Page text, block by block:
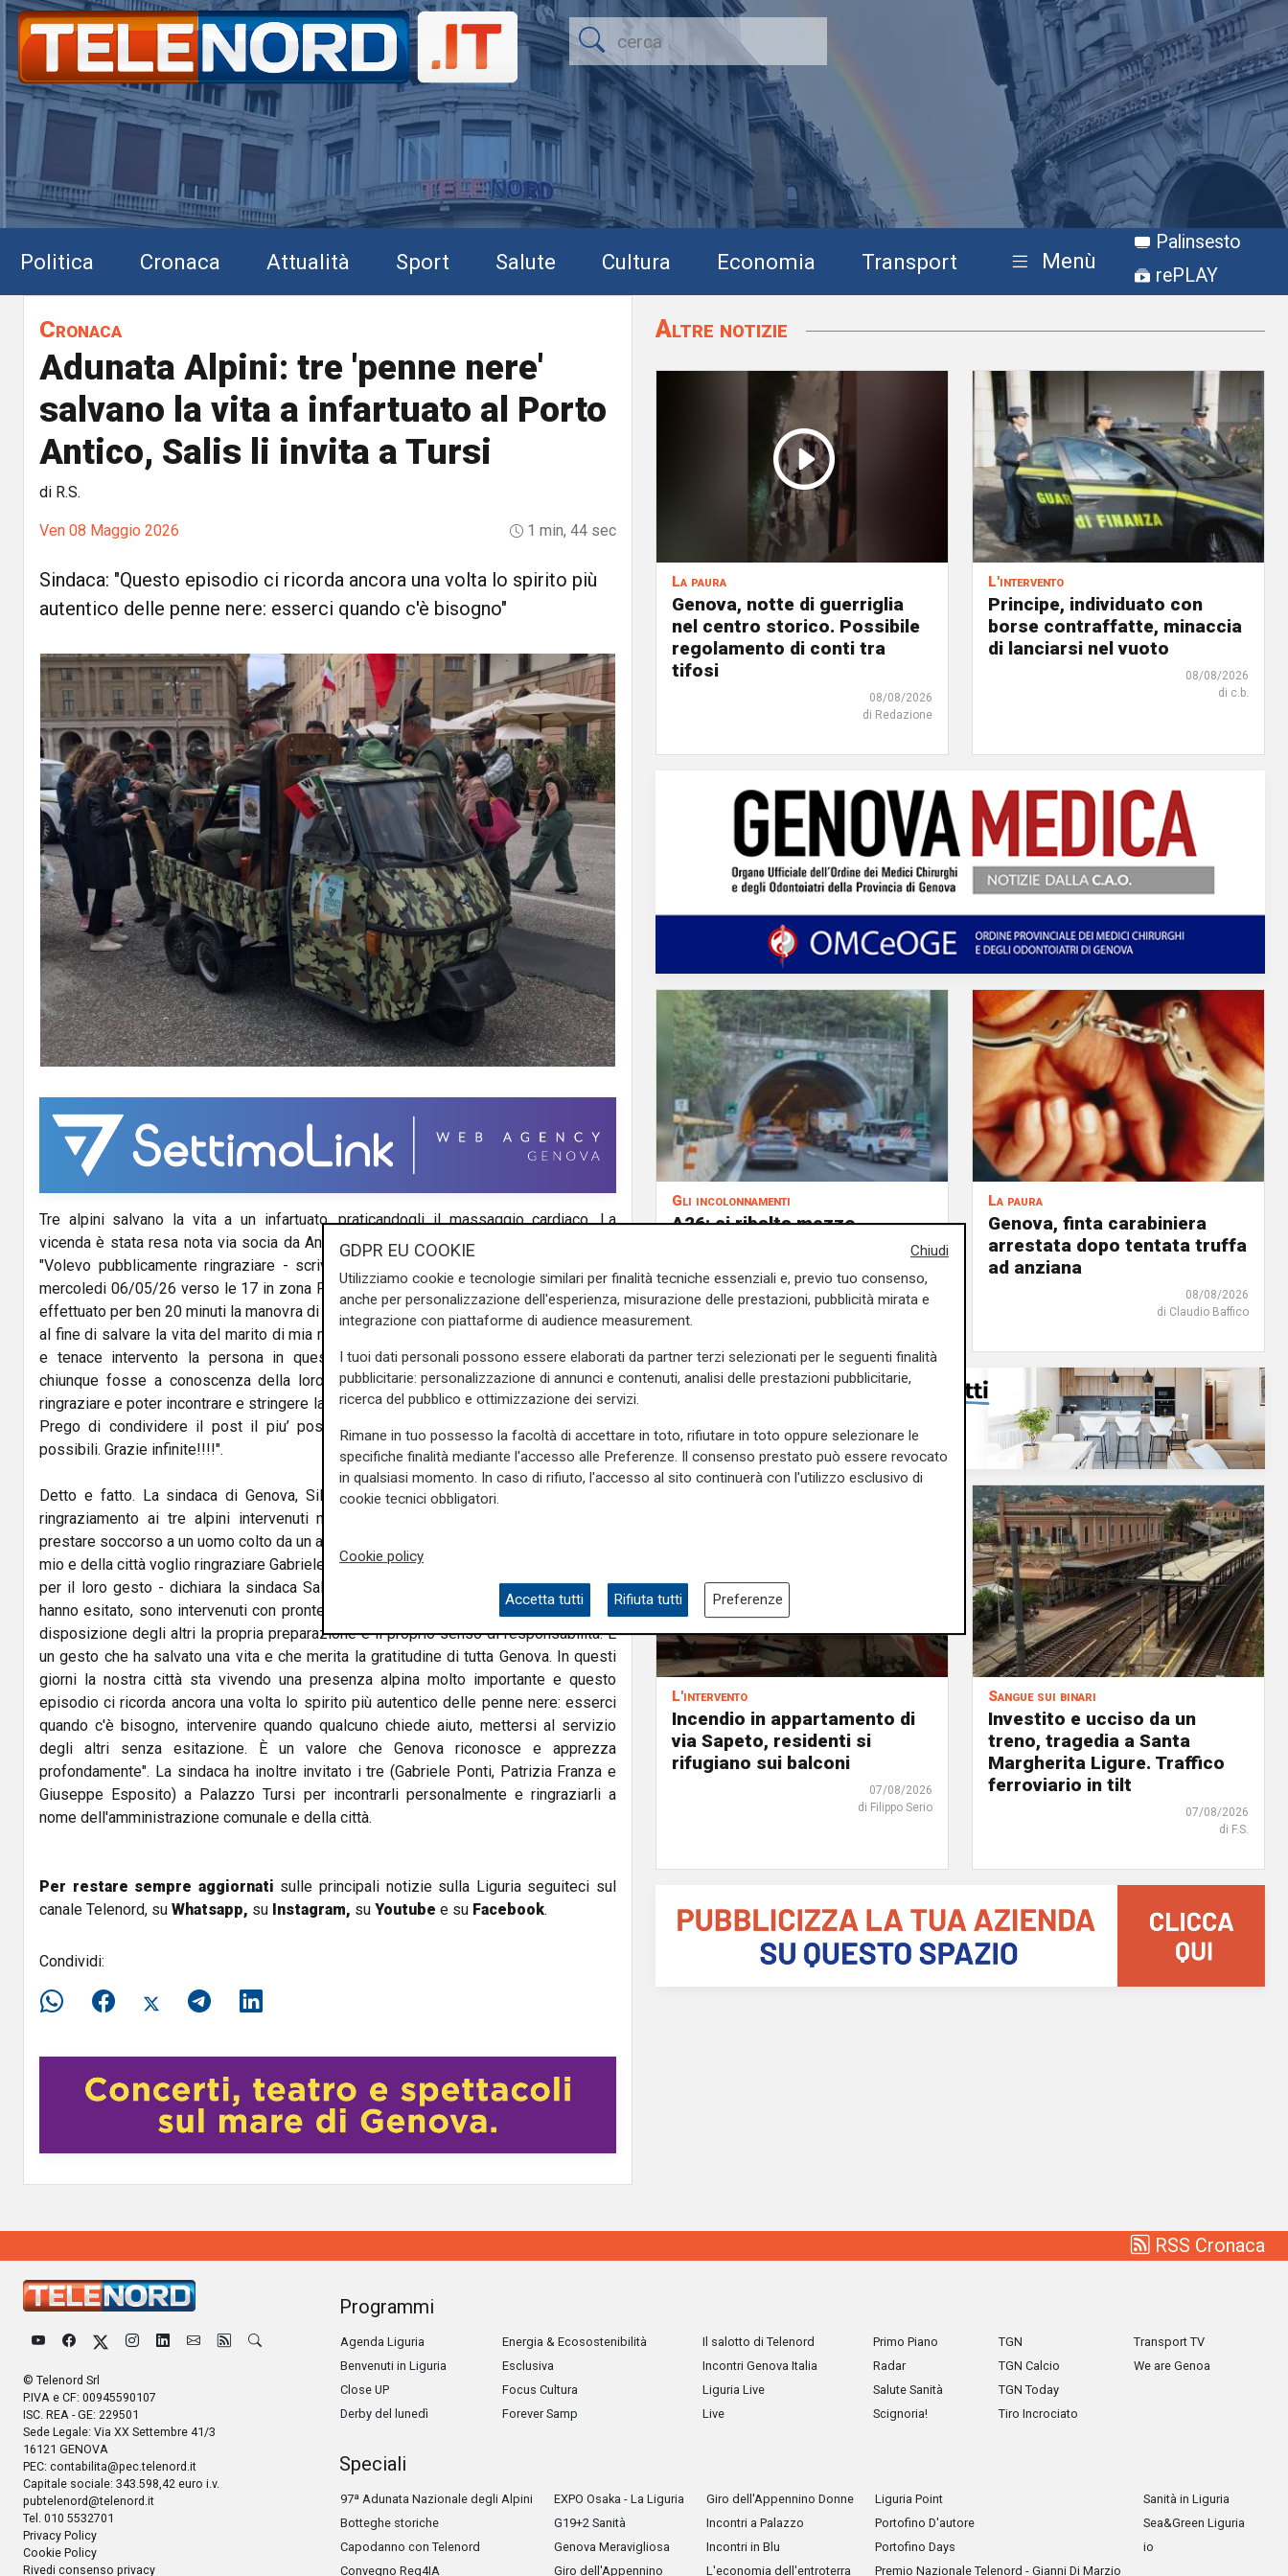
Politica Cronaca Attualità Sport Salute Cultura Economia Transport Menù
Palinsesto
rePLAY
Cronaca
Adunata Alpini: tre 'penne nere'
salvano la vita a infartuato al Porto
Antico, Salis li invita a Tursi
di R.S.
Ven 08 Maggio 2026 1 min, 44 sec
Sindaca: "Questo episodio ci ricorda ancora una volta lo spirito più
autentico delle penne nere: esserci quando c'è bisogno"
Tre alpini salvano la vita a un infartuato, praticandogli il massaggio cardiaco. La
vicenda è stata resa nota via socia da Andrea Cavanna, figlio della moglie dell'uomo.
"Volevo pubblicamente ringraziare - scrive su FB - gli alpini che nella giornata di
mercoledi 06/05/26 verso le 17 in zona Porto Antico (vicino al Bigo) a Genova hanno
effettuato per ben 20 minuti la manovra di massaggio cardiaco, alternandosi l’un l’altro,
al fine di salvare la vita del marito di mia mamma colto da infarto. Senza il loro pronto
e tenace intervento la persona in questione non sarebbe sopravvissuta. Prego
chiunque fosse a conoscenza della loro identità di scrivermi in privato per poter
ringraziare e poter incontrare e stringere la mano a queste due meravigliose persone!!
Prego di condividere il post il piu’ possibile per poter raggiungere piu’ persone
possibili. Grazie infinite!!!!".
Detto e fatto. La sindaca di Genova, Silvia Salis, rivolge pubblicamente il proprio
ringraziamento ai tre alpini intervenuti mercoledì pomeriggio al Porto Antico per
prestare soccorso a un uomo colto da un arresto cardiaco nella zona del Bigo. "A nome
mio e della città voglio ringraziare Gabriele Ponti, Patrizia Franza e Giuseppe Esposito
per il loro gesto - dichiara la sindaca Salis - davanti a una persona in difficoltà non
hanno esitato, sono intervenuti con prontezza, competenza e generosità, mettendo a
disposizione degli altri la propria preparazione e il proprio senso di responsabilità. È
un gesto che ha salvato una vita e che merita la gratitudine di tutta Genova. In questi
giorni la nostra città sta vivendo una presenza alpina molto importante e questo
episodio ci ricorda ancora una volta lo spirito più autentico delle penne nere: esserci
quando c'è bisogno, intervenire quando qualcuno chiede aiuto, mettersi al servizio
degli altri senza esitazione. È un valore che Genova riconosce e apprezza
profondamente". La sindaca ha inoltre invitato i tre (Gabriele Ponti, Patrizia Franza e
Giuseppe Esposito) a Palazzo Tursi per incontrarli personalmente e ringraziarli a
nome dell'amministrazione comunale e della città.
Per restare sempre aggiornati sulle principali notizie sulla Liguria seguiteci sul
canale Telenord, su Whatsapp, su Instagram, su Youtube e su Facebook.
Condividi:
Altre notizie
La paura
Genova, notte di guerriglia
nel centro storico. Possibile
regolamento di conti tra
tifosi
08/08/2026
di Redazione
L'intervento
Principe, individuato con
borse contraffatte, minaccia
di lanciarsi nel vuoto
08/08/2026
di c.b.
Gli incolonnamenti
A26: si ribalta mezzo
pesante. Autostrada chiusa e
poi riaperta
08/08/2026
La paura
Genova, finta carabiniera
arrestata dopo tentata truffa
ad anziana
08/08/2026
di Claudio Baffico
L'intervento
Incendio in appartamento di
via Sapeto, residenti si
rifugiano sui balconi
07/08/2026
di Filippo Serio
Sangue sui binari
Investito e ucciso da un
treno, tragedia a Santa
Margherita Ligure. Traffico
ferroviario in tilt
07/08/2026
di F.S.
RSS Cronaca
© Telenord Srl
P.IVA e CF: 00945590107
ISC. REA - GE: 229501
Sede Legale: Via XX Settembre 41/3
16121 GENOVA
PEC: contabilita@pec.telenord.it
Capitale sociale: 343.598,42 euro i.v.
pubtelenord@telenord.it
Tel. 010 5532701
Privacy Policy
Cookie Policy
Rivedi consenso privacy
Programmi
Agenda Liguria
Benvenuti in Liguria
Close UP
Derby del lunedì
Energia & Ecosostenibilità
Esclusiva
Focus Cultura
Forever Samp
Il salotto di Telenord
Incontri Genova Italia
Liguria Live
Live
Primo Piano
Radar
Salute Sanità
Scignoria!
TGN
TGN Calcio
TGN Today
Tiro Incrociato
Transport TV
We are Genoa
Speciali
97ª Adunata Nazionale degli Alpini
Botteghe storiche
Capodanno con Telenord
Convegno Reg4IA
EXPO Osaka - La Liguria
G19+2 Sanità
Genova Meravigliosa
Giro dell'Appennino
Giro dell'Appennino Donne
Incontri a Palazzo
Incontri in Blu
L'economia dell'entroterra
Liguria Point
Portofino D'autore
Portofino Days
Premio Nazionale Telenord - Gianni Di Marzio
Sanità in Liguria
Sea&Green Liguria
io
Chiudi
GDPR EU COOKIE
Utilizziamo cookie e tecnologie similari per finalità tecniche essenziali e, previo tuo consenso,
anche per personalizzazione dell'esperienza, misurazione delle prestazioni, pubblicità mirata e
integrazione con piattaforme di audience measurement.
I tuoi dati personali possono essere elaborati da partner terzi selezionati per le seguenti finalità
pubblicitarie: personalizzazione di annunci e contenuti, analisi delle prestazioni pubblicitarie,
ricerca del pubblico e ottimizzazione dei servizi.
Rimane in tuo possesso la facoltà di accettare in toto, rifiutare in toto oppure selezionare le
specifiche finalità mediante l'accesso alle Preferenze. Il consenso prestato può essere revocato
in qualsiasi momento. In caso di rifiuto, l'accesso al sito continuerà con l'utilizzo esclusivo di
cookie tecnici obbligatori.
Cookie policy
Accetta tutti Rifiuta tutti Preferenze